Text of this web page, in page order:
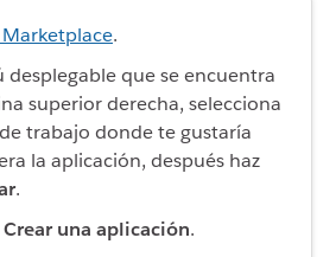
Marketplace.
desplegable que se encuentra
superior derecha, selecciona
trabajo donde te gustaría
la aplicación, después haz
.
Crear una aplicación.